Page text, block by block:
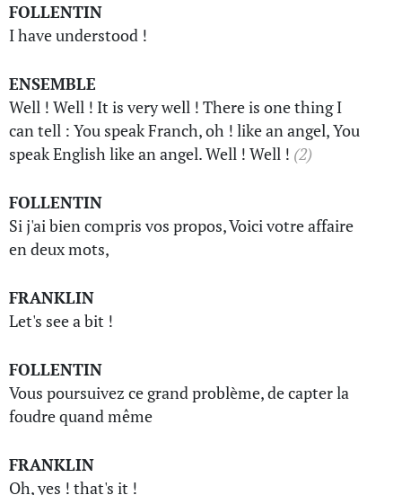
FOLLENTIN
I have understood !
ENSEMBLE
Well ! Well ! It is very well ! There is one thing I
can tell : You speak Franch, oh ! like an angel, You
speak English like an angel. Well ! Well ! (2)
FOLLENTIN
Si j'ai bien compris vos propos, Voici votre affaire
en deux mots,
FRANKLIN
Let's see a bit !
FOLLENTIN
Vous poursuivez ce grand problème, de capter la
foudre quand même
FRANKLIN
Oh, yes ! that's it !